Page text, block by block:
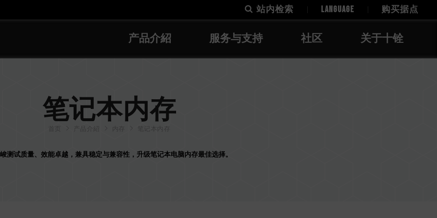
站内检索 LANGUAGE 购买据点
产品介紹 服务与支持 社区 关于十铨
笔记本内存
笔记本内存
测试质量、效能卓越，兼具稳定与兼容性，升级笔记本电脑内存最佳选择。